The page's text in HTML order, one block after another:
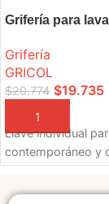
Grifería para
Grifería
GRICOL
$20.774 $19.735
AÑADIR A LA
Llave individual
contemporáneo y